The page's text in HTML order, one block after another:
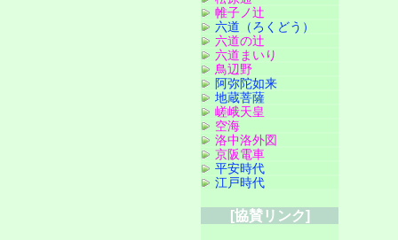
帷子ノ辻
六道（ろくどう）
六道の辻
六道まいり
鳥辺野
阿弥陀如来
地蔵菩薩
嵯峨天皇
空海
洛中洛外図
京阪電車
平安時代
江戸時代
[協賛リンク]